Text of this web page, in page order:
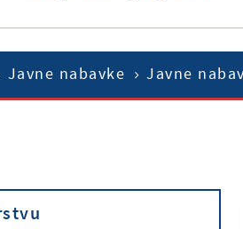
Javne nabavke Javne